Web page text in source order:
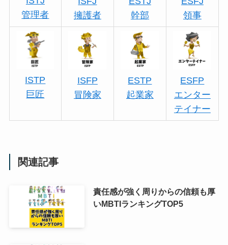
管理者
擁護者
幹部
領事
ISTP
巨匠
ISFP
冒険家
ESTP
起業家
ESFP
エンター
テイナー
関連記事
責任感が強く周りからの信頼も厚
いMBTIランキングTOP5